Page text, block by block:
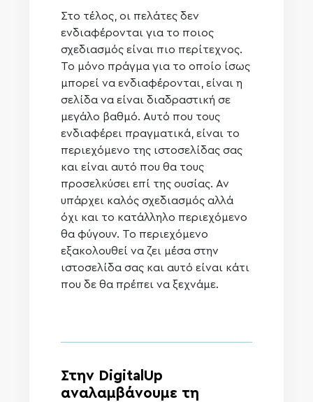
Στο τέλος, οι πελάτες δεν
ενδιαφέρονται για το ποιος
σχεδιασμός είναι πιο περίτεχνος.
Το μόνο πράγμα για το οποίο ίσως
μπορεί να ενδιαφέρονται, είναι η
σελίδα να είναι διαδραστική σε
μεγάλο βαθμό. Αυτό που τους
ενδιαφέρει πραγματικά, είναι το
περιεχόμενο της ιστοσελίδας σας
και είναι αυτό που θα τους
προσελκύσει επί της ουσίας. Αν
υπάρχει καλός σχεδιασμός αλλά
όχι και το κατάλληλο περιεχόμενο
θα φύγουν. Το περιεχόμενο
εξακολουθεί να ζει μέσα στην
ιστοσελίδα σας και αυτό είναι κάτι
που δε θα πρέπει να ξεχνάμε.
Στην DigitalUp
αναλαμβάνουμε τη